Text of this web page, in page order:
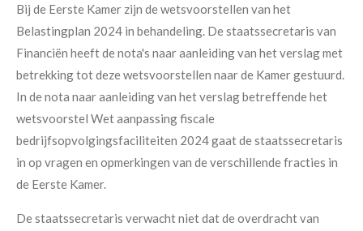
Bij de Eerste Kamer zijn de wetsvoorstellen van het
Belastingplan 2024 in behandeling. De staatssecretaris van
Financiën heeft de nota's naar aanleiding van het verslag met
betrekking tot deze wetsvoorstellen naar de Kamer gestuurd.
In de nota naar aanleiding van het verslag betreffende het
wetsvoorstel Wet aanpassing fiscale
bedrijfsopvolgingsfaciliteiten 2024 gaat de staatssecretaris
in op vragen en opmerkingen van de verschillende fracties in
de Eerste Kamer.
De staatssecretaris verwacht niet dat de overdracht van